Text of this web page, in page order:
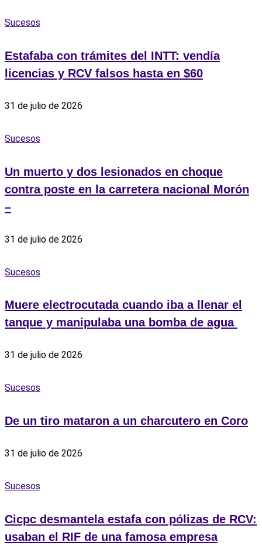
Sucesos
Estafaba con trámites del INTT: vendía
licencias y RCV falsos hasta en $60
31 de julio de 2026
Sucesos
Un muerto y dos lesionados en choque
contra poste en la carretera nacional Morón
–
31 de julio de 2026
Sucesos
Muere electrocutada cuando iba a llenar el
tanque y manipulaba una bomba de agua ‎
31 de julio de 2026
Sucesos
De un tiro mataron a un charcutero en Coro
31 de julio de 2026
Sucesos
Cicpc desmantela estafa con pólizas de RCV:
usaban el RIF de una famosa empresa